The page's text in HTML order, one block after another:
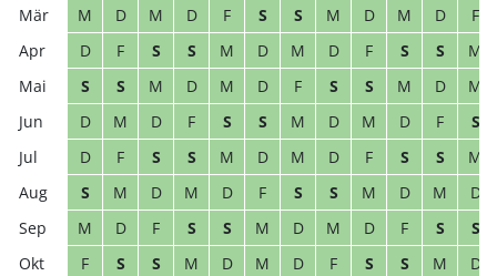
M D M D F S S M D M D
F
D
F S S M D M D F S S
M
S
S M D M D F S S M D
M
D
M D F S S M D M D F
S
D
F S S M D M D F S S
M
S
M D M D F S S M D M
D
M
D F S S M D M D F S
S
F
S S M D M D F S S M
D